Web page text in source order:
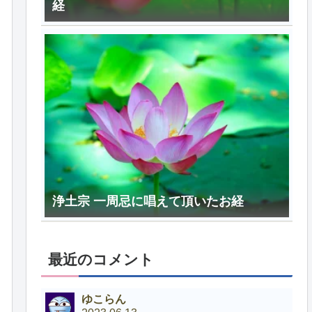
経
浄土宗 一周忌に唱えて頂いたお経
最近のコメント
ゆこらん